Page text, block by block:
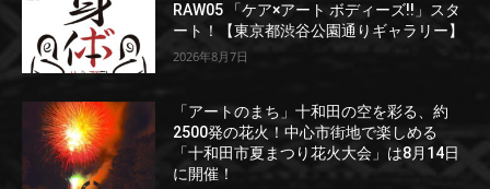
RAW05 「ケア×アート ボディーズ!!」スタ
ート！【東京都渋谷公園通りギャラリー】
2026年8月7日
「アートのまち」十和田の空を彩る、約
2500発の花火！中心市街地で楽しめる
「十和田市夏まつり花火大会」は8月14日
に開催！